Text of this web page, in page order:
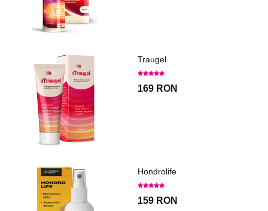
Traugel
169 RON
Hondrolife
159 RON